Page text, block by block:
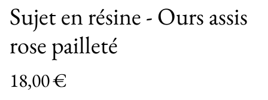
Sujet en résine - Ours assis
rose pailleté
18,00 €